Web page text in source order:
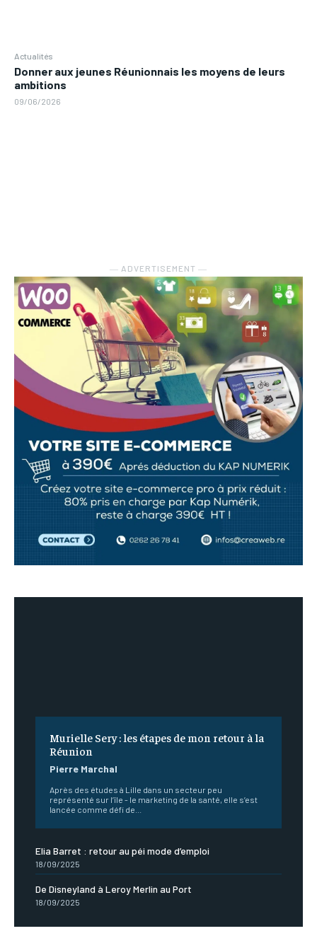
Actualités
Donner aux jeunes Réunionnais les moyens de leurs
ambitions
09/06/2026
― ADVERTISEMENT ―
Murielle Sery : les étapes de mon retour à la
Réunion
Pierre Marchal
Après des études à Lille dans un secteur peu
représenté sur l’île - le marketing de la santé, elle s’est
lancée comme défi de...
Elia Barret : retour au péi mode d’emploi
18/09/2025
De Disneyland à Leroy Merlin au Port
18/09/2025